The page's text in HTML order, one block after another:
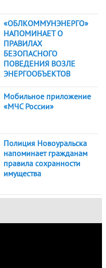
«ОБЛКОММУНЭНЕРГО»
НАПОМИНАЕТ О
ПРАВИЛАХ
БЕЗОПАСНОГО
ПОВЕДЕНИЯ ВОЗЛЕ
ЭНЕРГООБЪЕКТОВ
Мобильное приложение
«МЧС России»
Полиция Новоуральска
напоминает гражданам
правила сохранности
имущества